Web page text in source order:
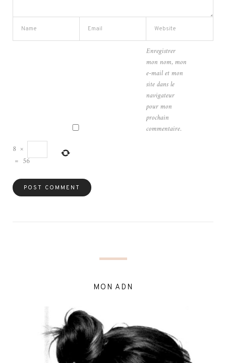
Enregistrer
mon nom, mon
e-mail et mon
site dans le
navigateur
pour mon
prochain
commentaire.
8 ×
= 56
MON ADN